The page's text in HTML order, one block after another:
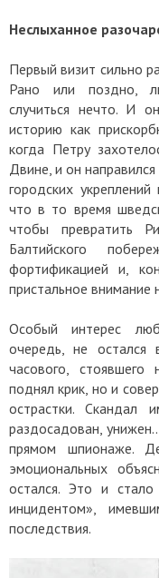
Неслыханное
Первый визит сильно
Рано или поздно,
случиться нечто. И
историю как
когда Петру
Двине, и он
городских
что в то время
чтобы превратить
Балтийского
фортификацией и,
пристальное внимание
Особый интерес
очередь, не остался
часового,
поднял крик, но и
острастки. Скандал
раздосадован,
прямом шпионаже.
эмоциональных
остался. Это и
инцидентом»,
последствия.